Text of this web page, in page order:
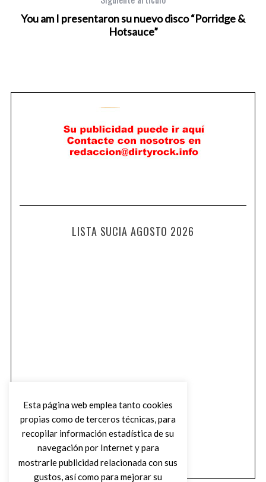
You am I presentaron su nuevo disco “Porridge &
Hotsauce”
LISTA SUCIA AGOSTO 2026
Esta página web emplea tanto cookies
propias como de terceros técnicas, para
recopilar información estadística de su
navegación por Internet y para
mostrarle publicidad relacionada con sus
gustos, así como para mejorar su